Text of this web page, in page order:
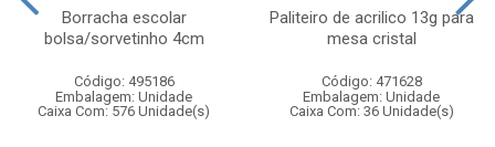
Borracha escolar
bolsa/sorvetinho 4cm
Código: 495186
Embalagem: Unidade
Caixa Com: 576 Unidade(s)
Paliteiro de acrilico 13g para
mesa cristal
Código: 471628
Embalagem: Unidade
Caixa Com: 36 Unidade(s)